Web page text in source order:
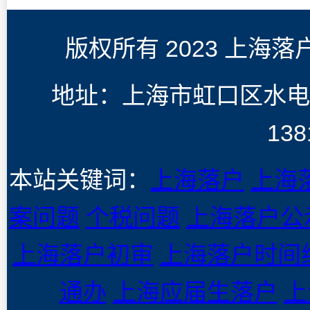
版权所有 2023 上海落
地址：上海市虹口区水
本站关键词：
上海落户
上
案问题 个税问题
上海落户
上海落户初审
上海落户时间
通办
上海应届生落户